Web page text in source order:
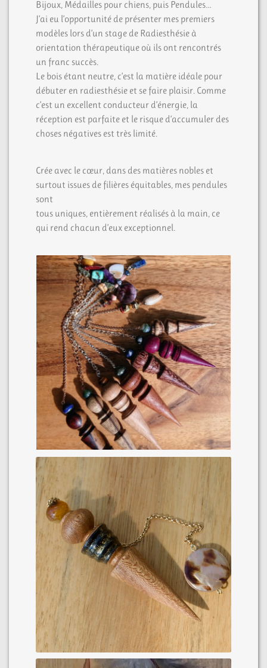
Bijoux, Médailles pour chiens, puis Pendules…
J’ai eu l’opportunité de présenter mes premiers
modèles lors d’un stage de Radiesthésie à
orientation thérapeutique où ils ont rencontrés
un franc succès.
Le bois étant neutre, c’est la matière idéale pour
débuter en radiesthésie et se faire plaisir. Comme
c’est un excellent conducteur d’énergie, la
réception est parfaite et le risque d’accumuler des
choses négatives est très limité.
Crée avec le cœur, dans des matières nobles et
surtout issues de filières équitables, mes pendules
sont
tous uniques, entièrement réalisés à la main, ce
qui rend chacun d’eux exceptionnel.